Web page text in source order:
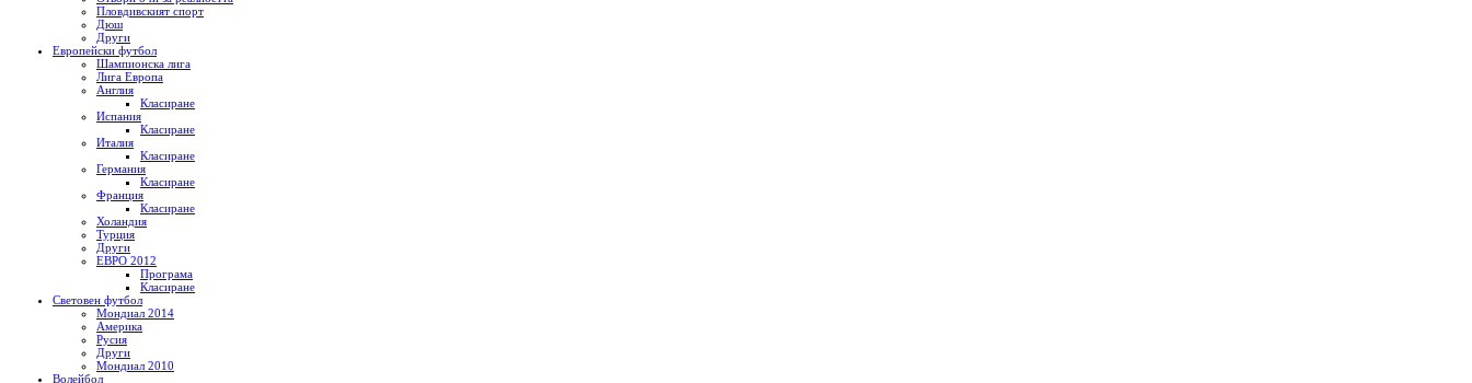
Пловдивският спорт
Дюш
Други
Европейски футбол
Шампионска лига
Лига Европа
Англия
Класиране
Испания
Класиране
Италия
Класиране
Германия
Класиране
Франция
Класиране
Холандия
Турция
Други
ЕВРО 2012
Програма
Класиране
Световен футбол
Мондиал 2014
Америка
Русия
Други
Мондиал 2010
Волейбол